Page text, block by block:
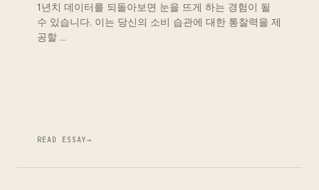
1년치 데이터를 되돌아보면 눈을 뜨게 하는 경험이 될
수 있습니다. 이는 당신의 소비 습관에 대한 통찰력을 제
공할 …
READ ESSAY→